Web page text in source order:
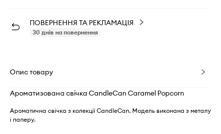
ПОВЕРНЕННЯ ТА РЕКЛАМАЦІЯ
30 днів на повернення
Опис товару
Ароматизована свічка CandleCan Caramel Popcorn
Ароматична свічка з колекції CandleCan. Модель виконана з металу
і паперу.